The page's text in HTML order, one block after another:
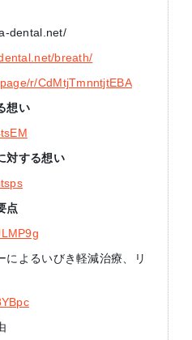
dental.net/
breath/
r/CdMtjTmnntjtEBA
想い
対する想い
点
によるいびき軽減治療、リ